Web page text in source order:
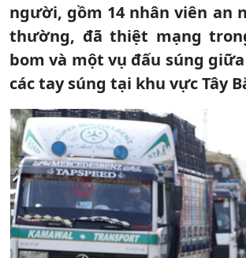
người, gồm 14 nhân viên an
thường, đã thiệt mạng
bom và một vụ đấu súng
các tay súng tại khu vực Tây